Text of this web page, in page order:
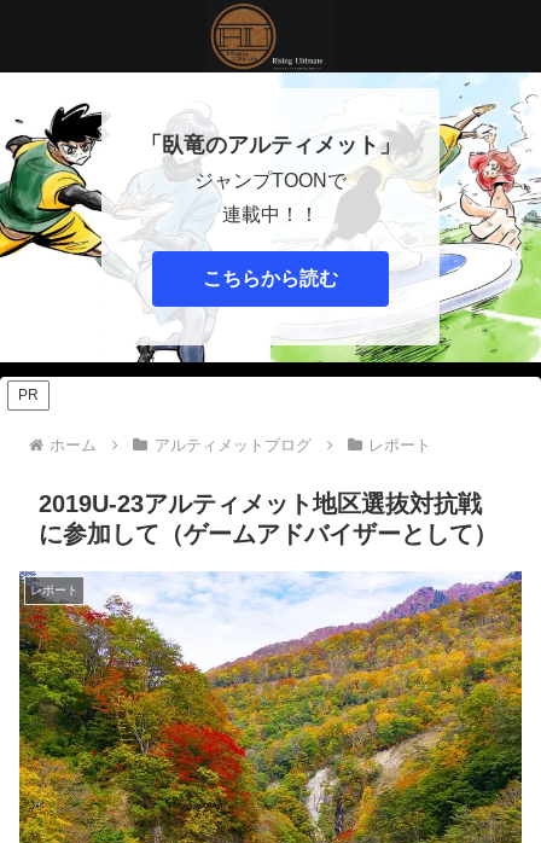
「臥竜のアルティメット」
ジャンプTOONで
連載中！！
こちらから読む
PR
ホーム アルティメットブログ レポート
2019U-23アルティメット地区選抜対抗戦
に参加して（ゲームアドバイザーとして）
レポート